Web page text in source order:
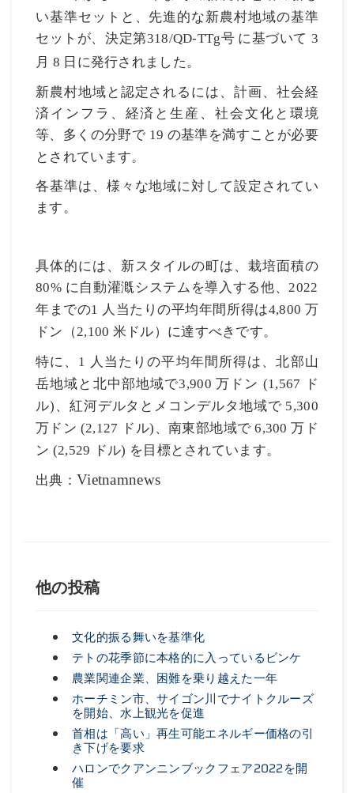
い基準セットと、先進的な新農村地域の基準
セットが、決定第318/QD-TTg号 に基づいて 3
月 8 日に発行されました。
新農村地域と認定されるには、計画、社会経
済インフラ、経済と生産、社会文化と環境
等、多くの分野で 19 の基準を満すことが必要
とされています。
各基準は、様々な地域に対して設定されてい
ます。
具体的には、新スタイルの町は、栽培面積の
80% に自動灌漑システムを導入する他、2022
年までの1 人当たりの平均年間所得は4,800 万
ドン（2,100 米ドル）に達すべきです。
特に、
1 人当たりの平均年間所得は、北部山
岳地域と北中部地域で3,900万ドン (1,567
ド
ル) 、紅河デルタとメコンデルタ地域で 5,300
万ドン (2,127 ドル) 、南東部地域で 6,300万ド
ン (2,529 ドル) を目標とされています。
出典： Vietnamnews
他の投稿
文化的振る舞いを基準化
テトの花季節に本格的に入っているビンケ
農業関連企業、困難を乗り越えた一年
ホーチミン市、サイゴン川でナイトクルーズ
を開始、水上観光を促進
首相は「高い」再生可能エネルギー価格の引
き下げを要求
ハロンでクアンニンブックフェア2022を開
催